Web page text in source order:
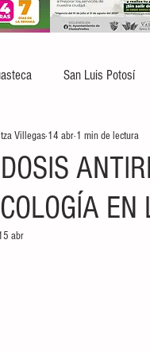
San Luis Potosí
Villegas 14 abr 1 min de lectura
abr